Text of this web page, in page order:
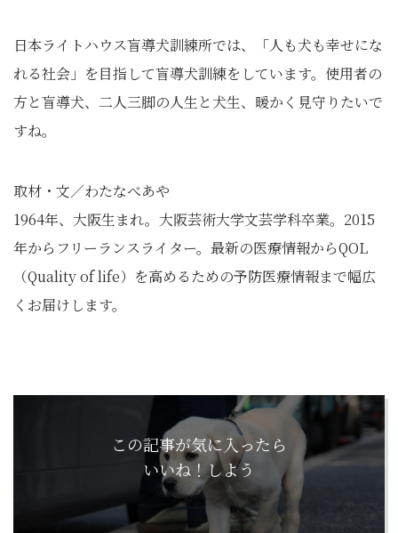
日本ライトハウス盲導犬訓練所では、「人も犬も幸せにな
れる社会」を目指して盲導犬訓練をしています。使用者の
方と盲導犬、二人三脚の人生と犬生、暖かく見守りたいで
すね。
取材・文／わたなべあや
1964年、大阪生まれ。大阪芸術大学文芸学科卒業。2015
年からフリーランスライター。最新の医療情報からQOL
（Quality of life）を高めるための予防医療情報まで幅広
くお届けします。
この記事が気に入ったら
いいね！しよう